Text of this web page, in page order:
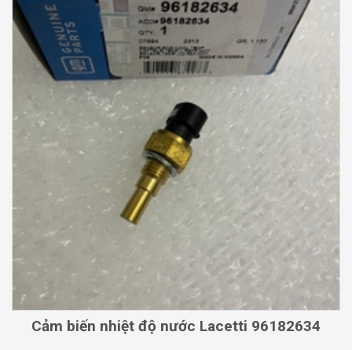
Cảm biến nhiệt độ nước Lacetti 96182634